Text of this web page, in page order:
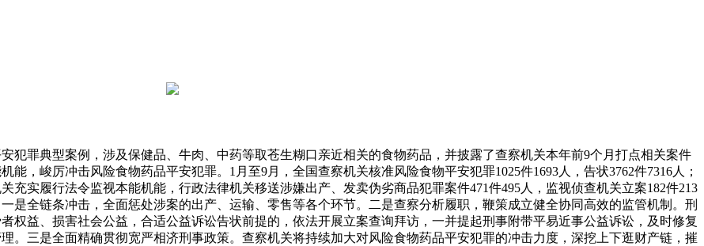
罪典型案例，涉及保健品、牛肉、中药等取苍生糊口亲近相关的食物药品，并披露了查察机关本年前9个月打点相关案件
，峻厉冲击风险食物药品平安犯罪。1月至9月，全国查察机关核准风险食物平安犯罪1025件1693人，告状3762件7316人；
充实履行法令监视本能机能，行政法律机关移送涉嫌出产、发卖伪劣商品犯罪案件471件495人，监视侦查机关立案182件213
是全链条冲击，全面惩处涉案的出产、运输、零售等各个环节。二是查察分析履职，鞭策成立健全协同高效的监管机制。刑
权益、损害社会公益，合适公益诉讼告状前提的，依法开展立案查询拜访，一并提起刑事附带平易近事公益诉讼，及时修复
。三是全面精确贯彻宽严相济刑事政策。查察机关将持续加大对风险食物药品平安犯罪的冲击力度，深挖上下逛财产链，摧